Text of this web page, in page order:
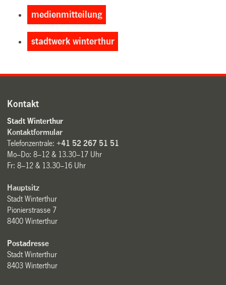
medienmitteilung
stadtwerk winterthur
Kontakt
Stadt Winterthur
Kontaktformular
Telefonzentrale:+41 52 267 51 51
Mo–Do: 8–12 & 13.30–17 Uhr
Fr: 8–12 & 13.30–16 Uhr
Hauptsitz
Stadt Winterthur
Pionierstrasse 7
8400 Winterthur
Postadresse
Stadt Winterthur
8403 Winterthur